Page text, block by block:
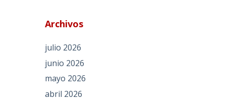
Archivos
julio 2026
junio 2026
mayo 2026
abril 2026